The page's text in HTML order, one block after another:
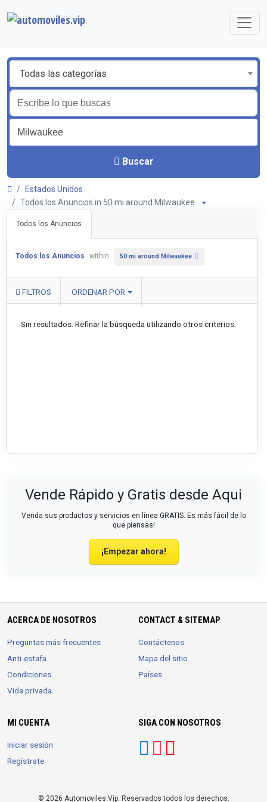
Todas las categorías
Buscar
Estados Unidos
Todos los Anuncios in 50 mi around Milwaukee
Todos los Anuncios
Todos los Anuncios within 50 mi around Milwaukee
FILTROS ORDENAR POR
Sin resultados. Refinar la búsqueda utilizando otros criterios.
Vende Rápido y Gratis desde Aqui
Venda sus productos y servicios en línea GRATIS. Es más fácil de lo
que piensas!
¡Empezar ahora!
ACERCA DE NOSOTROS
Preguntas más frecuentes
Anti-estafa
Condiciones
Vida privada
CONTACT & SITEMAP
Contáctenos
Mapa del sitio
Países
MI CUENTA
Iniciar sesión
Regístrate
SIGA CON NOSOTROS
© 2026 Automoviles.Vip. Reservados todos los derechos.